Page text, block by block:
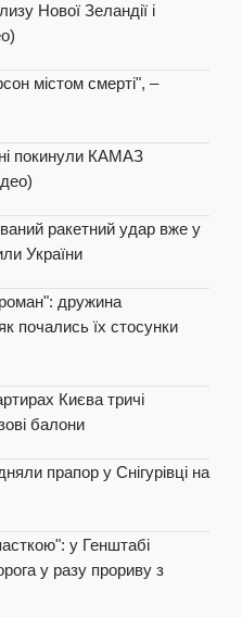
Нової Зеландії і
містом смерті", –
покинули КАМАЗ
ракетний удар вже у
України
дружина
почались їх стосунки
Києва тричі
балони
прапор у Снігурівці на
у Генштабі
у разу прориву з